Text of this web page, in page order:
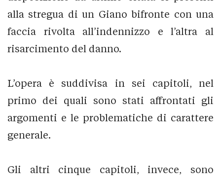
alla stregua di un Giano bifronte con una
faccia rivolta all’indennizzo e l’altra al
risarcimento del danno.
L’opera è suddivisa in sei capitoli, nel
primo dei quali sono stati affrontati gli
argomenti e le problematiche di carattere
generale.
Gli altri cinque capitoli, invece, sono